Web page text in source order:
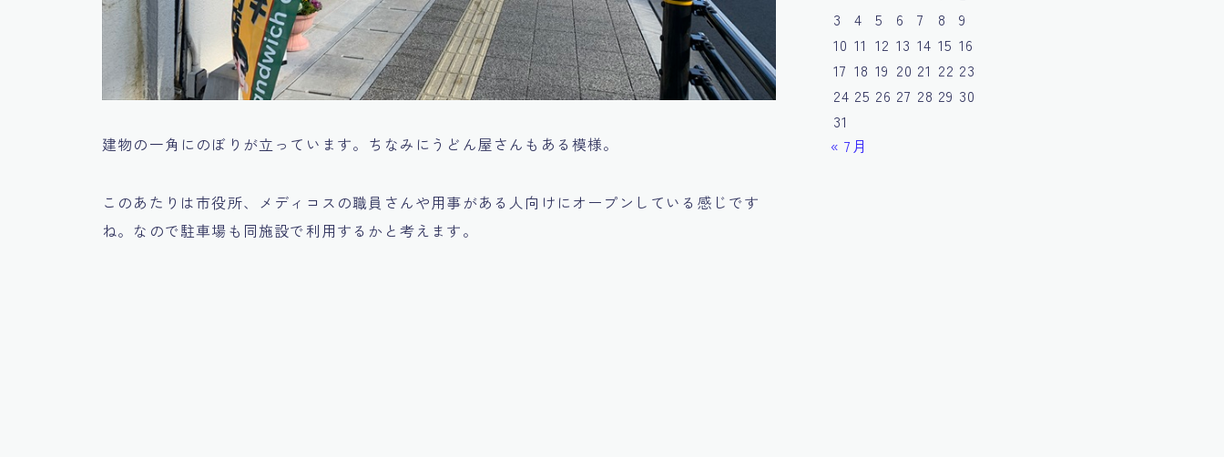
建物の一角にのぼりが立っています。ちなみにうどん屋さんもある模様。
このあたりは市役所、メディコスの職員さんや用事がある人向けにオープンしている感じです
ね。なので駐車場も同施設で利用するかと考えます。
3
4 5 6 7 8
9
10 11 12 13 14 15 16
17 18 19 20 21 22 23
24 25 26 27 28 29 30
31
« 7月